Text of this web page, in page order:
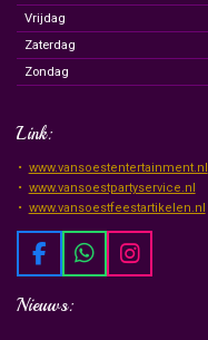
Vrijdag
Zaterdag
Zondag
Link:
www.vansoestentertainment.nl
www.vansoestpartyservice.nl
www.vansoestfeestartikelen.nl
F
a
c
W
h
I
n
Nieuws: